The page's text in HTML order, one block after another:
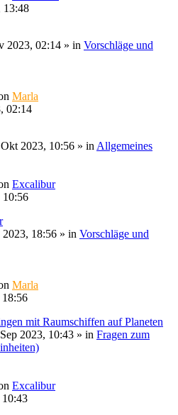
13:48
2023, 02:14 » in Vorschläge und
Marla
02:14
2023, 10:56 » in Allgemeines
Excalibur
10:56
18:56 » in Vorschläge und
Marla
mit Raumschiffen auf Planeten
2023, 10:43 » in Fragen zum
Excalibur
10:43